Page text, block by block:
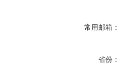
常用邮箱：
省份：